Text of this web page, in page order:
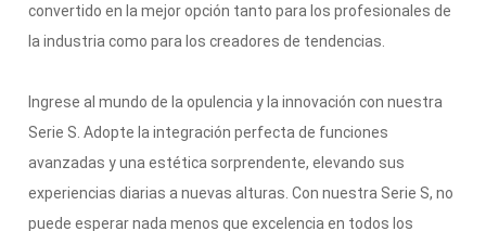
convertido en la mejor opción tanto para los profesionales de
la industria como para los creadores de tendencias.
Ingrese al mundo de la opulencia y la innovación con nuestra
Serie S. Adopte la integración perfecta de funciones
avanzadas y una estética sorprendente, elevando sus
experiencias diarias a nuevas alturas. Con nuestra Serie S, no
puede esperar nada menos que excelencia en todos los